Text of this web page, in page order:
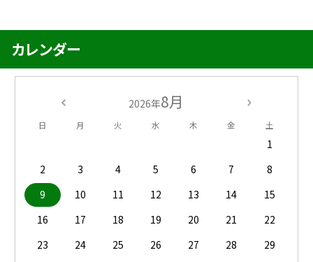
カレンダー
2026年8月
日 月 火 水 木 金 土
1
2
3 4 5 6 7
8
9
10 11 12 13 14
15
16
17 18 19 20 21
22
23
24 25 26 27 28
29